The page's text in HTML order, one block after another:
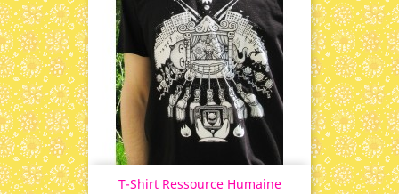
T-Shirt Ressource Humaine